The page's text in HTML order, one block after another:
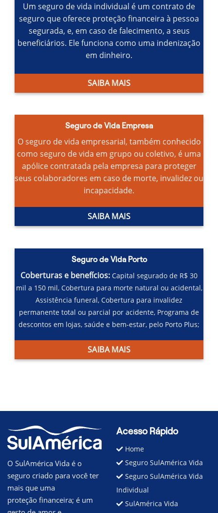
Um seguro de vida individual é um contrato de
seguro que oferece proteção financeira à pessoa
segurada, e, em caso de falecimento, a seus
beneficiários. Ele funciona como uma indenização
em dinheiro.
SAIBA MAIS
Seguro de Vida Empresa
O seguro de vida empresarial, também conhecido
como seguro de vida em grupo ou coletivo, é uma
apólice contratada pela empresa para proteger
seus colaboradores em caso de morte, invalidez ou
incapacidade.
SAIBA MAIS
Seguro de Vida Porto
Coberturas e benefícios: Capital segurado de R$ 30
mil a 150 mil, Cobertura para morte natural ou acidental,
Assistência funeral,Cobertura para invalidez
permanente total ou parcial por acidente, Programa de
descontos em lojas, saúde e bem-estar, pelo Porto Plus;
SAIBA MAIS
O SulAmérica Vida é o
seguro criado para você ter
mais que uma
proteção financeira; é um
Acesso Rápido
Home
Seguro SulAmérica Vida
Seguro SulAmérica Vida
Individual
SulAmérica Vida